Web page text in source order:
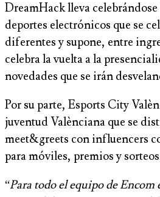
DreamHack lleva
deportes electrónicos que se
diferentes y supone, entre
celebra la vuelta a la
novedades que se irán
Por su parte, Esports City
juventud Valènciana que se
meet&greets con influencers
para móviles, premios y
“Para todo el equipo de